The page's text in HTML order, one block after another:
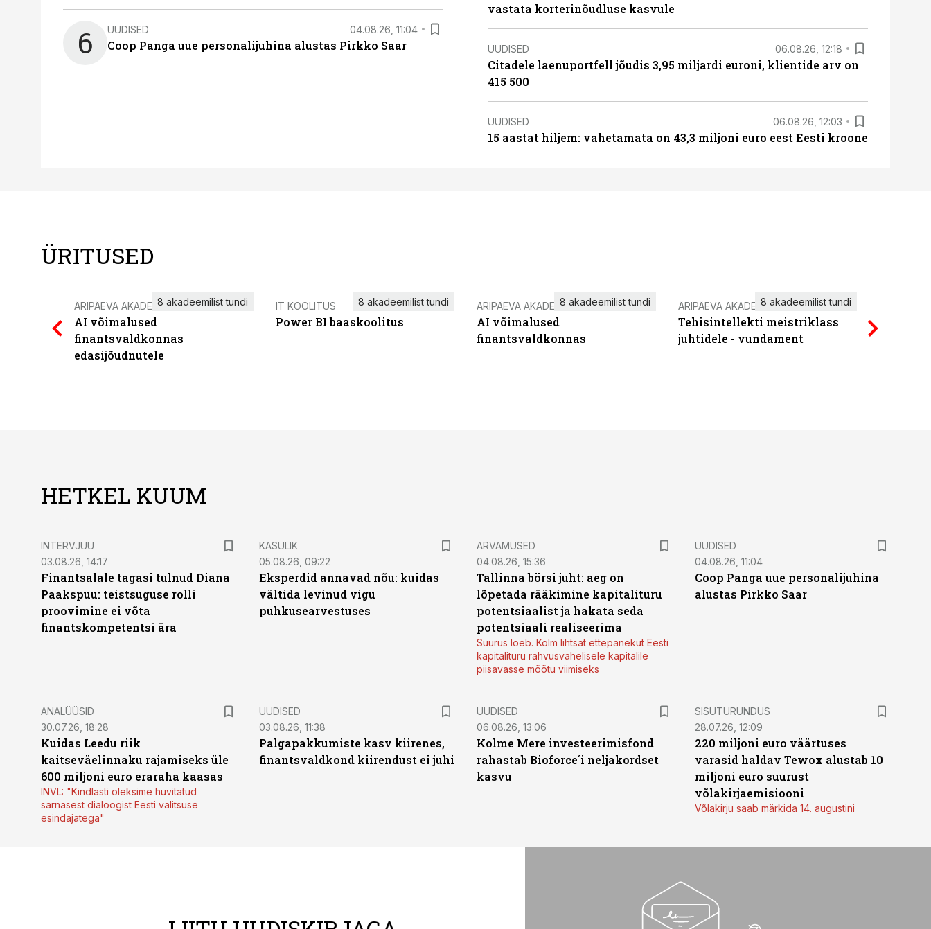
6 UUDISED 04.08.26, 11:04
Coop Panga uue personalijuhina alustas Pirkko Saar
vastata korterinõudluse kasvule
UUDISED 06.08.26, 12:18
Citadele laenuportfell jõudis 3,95 miljardi euroni, klientide arv on
415 500
UUDISED 06.08.26, 12:03
15 aastat hiljem: vahetamata on 43,3 miljoni euro eest Eesti kroone
ÜRITUSED
ÄRIPÄEVA AKADEEMIA
AI võimalused
finantsvaldkonnas
edasijõudnutele
8 akadeemilist tundi IT KOOLITUS
Power BI baaskoolitus
8 akadeemilist tundi ÄRIPÄEVA AKADEEMIA
AI võimalused
finantsvaldkonnas
8 akadeemilist tundi ÄRIPÄEVA AKADEEMIA
Tehisintellekti meistriklass
juhtidele - vundament
8 akadeemilist tundi
HETKEL KUUM
INTERVJUU
03.08.26, 14:17
Finantsalale tagasi tulnud Diana
Paakspuu: teistsuguse rolli
proovimine ei võta
finantskompetentsi ära
KASULIK
05.08.26, 09:22
Eksperdid annavad nõu: kuidas
vältida levinud vigu
puhkusearvestuses
ARVAMUSED
04.08.26, 15:36
Tallinna börsi juht: aeg on
lõpetada rääkimine kapitalituru
potentsiaalist ja hakata seda
potentsiaali realiseerima
Suurus loeb. Kolm lihtsat ettepanekut Eesti
kapitalituru rahvusvahelisele kapitalile
piisavasse mõõtu viimiseks
UUDISED
04.08.26, 11:04
Coop Panga uue personalijuhina
alustas Pirkko Saar
ANALÜÜSID
30.07.26, 18:28
Kuidas Leedu riik
kaitseväelinnaku rajamiseks üle
600 miljoni euro eraraha kaasas
INVL: "Kindlasti oleksime huvitatud
sarnasest dialoogist Eesti valitsuse
esindajatega"
UUDISED
03.08.26, 11:38
Palgapakkumiste kasv kiirenes,
finantsvaldkond kiirendust ei juhi
UUDISED
06.08.26, 13:06
Kolme Mere investeerimisfond
rahastab Bioforce´i neljakordset
kasvu
ST
SISUTURUNDUS
28.07.26, 12:09
220 miljoni euro väärtuses
varasid haldav Tewox alustab 10
miljoni euro suurust
võlakirjaemisiooni
Võlakirju saab märkida 14. augustini